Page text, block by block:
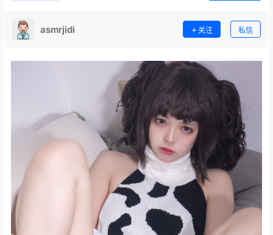
asmrjidi 关注 私信